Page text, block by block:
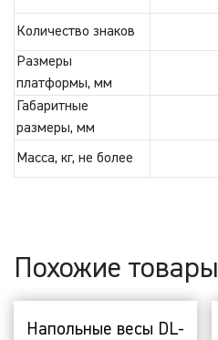
Количество знаков
Размеры
платформы, мм
Габаритные
размеры, мм
Масса, кг, не более
Похожие товары
Напольные весы DL-